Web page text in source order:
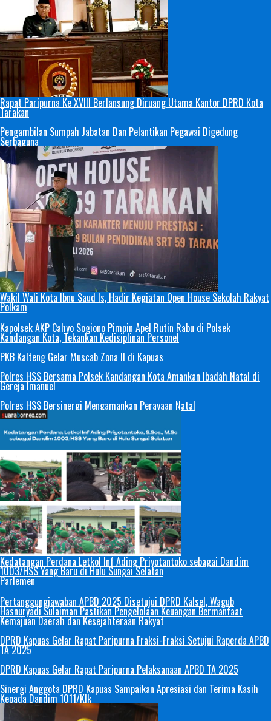
Rapat Paripurna Ke XVIII Berlansung Diruang Utama Kantor DPRD Kota
Tarakan
Pengambilan Sumpah Jabatan Dan Pelantikan Pegawai Digedung
Serbaguna
Wakil Wali Kota Ibnu Saud Is, Hadir Kegiatan Open House Sekolah Rakyat
Polkam
Kapolsek AKP Cahyo Sogiono Pimpin Apel Rutin Rabu di Polsek
Kandangan Kota, Tekankan Kedisiplinan Personel
PKB Kalteng Gelar Muscab Zona II di Kapuas
Polres HSS Bersama Polsek Kandangan Kota Amankan Ibadah Natal di
Gereja Imanuel
Polres HSS Bersinergi Mengamankan Perayaan Natal
Kedatangan Perdana Letkol Inf Ading Priyotantoko sebagai Dandim
1003/HSS Yang Baru di Hulu Sungai Selatan
Parlemen
Pertanggungjawaban APBD 2025 Disetujui DPRD Kalsel, Wagub
Hasnuryadi Sulaiman Pastikan Pengelolaan Keuangan Bermanfaat
Kemajuan Daerah dan Kesejahteraan Rakyat
DPRD Kapuas Gelar Rapat Paripurna Fraksi-Fraksi Setujui Raperda APBD
TA 2025
DPRD Kapuas Gelar Rapat Paripurna Pelaksanaan APBD TA 2025
Sinergi Anggota DPRD Kapuas Sampaikan Apresiasi dan Terima Kasih
Kepada Dandim 1011/Klk